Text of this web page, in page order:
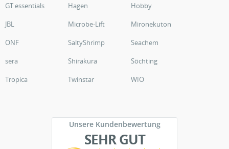
GT essentials
Hagen
Hobby
JBL
Microbe-Lift
Mironekuton
ONF
SaltyShrimp
Seachem
sera
Shirakura
Söchting
Tropica
Twinstar WIO
Unsere Kundenbewertung
SEHR GUT